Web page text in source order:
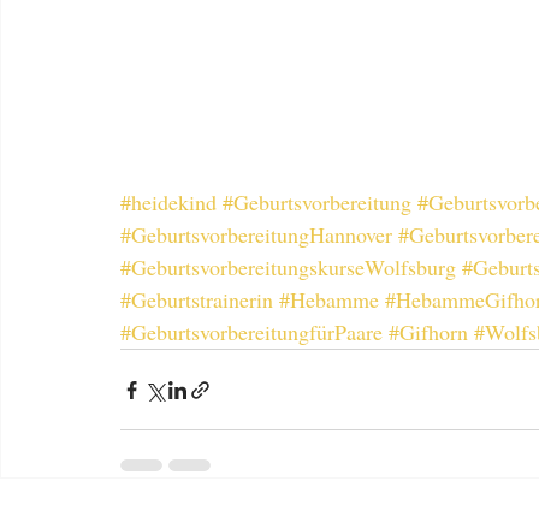
#heidekind #Geburtsvorbereitung
#GeburtsvorbereitungHannover
#GeburtsvorbereitungskurseWolfsburg
#Geburtstrainerin #Hebamme
#GeburtsvorbereitungfürPaare #Gifhorn